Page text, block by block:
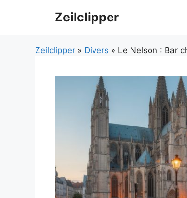
Zeilclipper
Zeilclipper » Divers » Le Nelson : Bar